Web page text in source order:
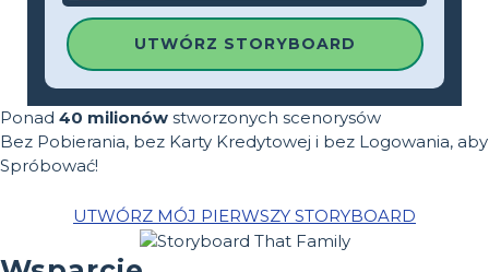
UTWÓRZ STORYBOARD
Ponad 40 milionów stworzonych scenorysów
Bez Pobierania, bez Karty Kredytowej i bez Logowania, aby
Spróbować!
UTWÓRZ MÓJ PIERWSZY STORYBOARD